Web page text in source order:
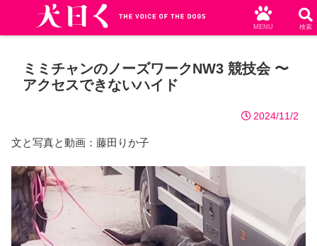
ミミチャンのノーズワークNW3 競技会 〜
アクセスできないハイド
2024/11/2
文と写真と動画：藤田りか子
MENU 検索